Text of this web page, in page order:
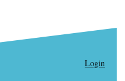
Login